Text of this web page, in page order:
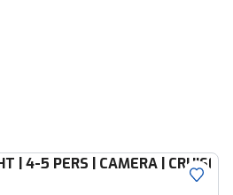
| 4-5 PERS | CAMERA | CRUISE |